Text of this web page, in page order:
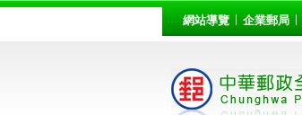
::: 網站導覽 企業郵局